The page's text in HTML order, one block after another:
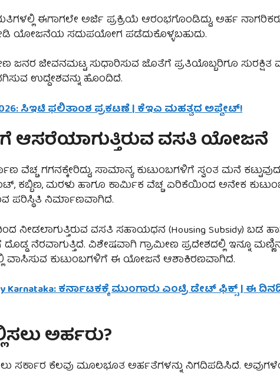
ಈಗಾಗಲೇ ಅರ್ಜಿ ಪ್ರಕ್ರಿಯೆ ಆರಂಭಗೊಂಡಿದ್ದು, ಅರ್ಹ
ಯೋಜನೆಯ ಸದುಪಯೋಗ ಪಡೆದುಕೊಳ್ಳಬಹುದು.
ಜೀವನಮಟ್ಟ ಸುಧಾರಿಸುವ ಜೊತೆಗೆ ಪ್ರತಿಯೊಬ್ಬರಿಗೂ ಸುರಕ್ಷಿತ
ಉದ್ದೇಶವನ್ನು ಹೊಂದಿದೆ.
2026: ಸಿಇಟಿ ಫಲಿತಾಂಶ ಪ್ರಕಟಣೆ | ಕೆಇಎ ಮಹತ್ವದ ಅಪ್ಡೇಟ್!
ಆಸರೆಯಾಗುತ್ತಿರುವ ವಸತಿ ಯೋಜನೆ
ಗಗನಕ್ಕೇರಿದ್ದು, ಸಾಮಾನ್ಯ ಕುಟುಂಬಗಳಿಗೆ ಸ್ವಂತ ಮನೆ
ಮರಳು ಹಾಗೂ ಕಾರ್ಮಿಕ ವೆಚ್ಚ ಏರಿಕೆಯಿಂದ ಅನೇಕ
ಪರಿಸ್ಥಿತಿ ನಿರ್ಮಾಣವಾಗಿದೆ.
ನೀಡಲಾಗುತ್ತಿರುವ ವಸತಿ ಸಹಾಯಧನ (Housing Subsidy) ಬಡ
ನೆರವಾಗುತ್ತಿದೆ. ವಿಶೇಷವಾಗಿ ಗ್ರಾಮೀಣ ಪ್ರದೇಶದಲ್ಲಿ ಇನ್ನೂ
ಕುಟುಂಬಗಳಿಗೆ ಈ ಯೋಜನೆ ಆಶಾಕಿರಣವಾಗಿದೆ.
Karnataka: ಕರ್ನಾಟಕಕ್ಕೆ ಮುಂಗಾರು ಎಂಟ್ರಿ ಡೇಟ್ ಫಿಕ್ಸ್ | ಈ
ಅರ್ಹರು?
ಕೆಲವು ಮೂಲಭೂತ ಅರ್ಹತೆಗಳನ್ನು ನಿಗದಿಪಡಿಸಿದೆ.